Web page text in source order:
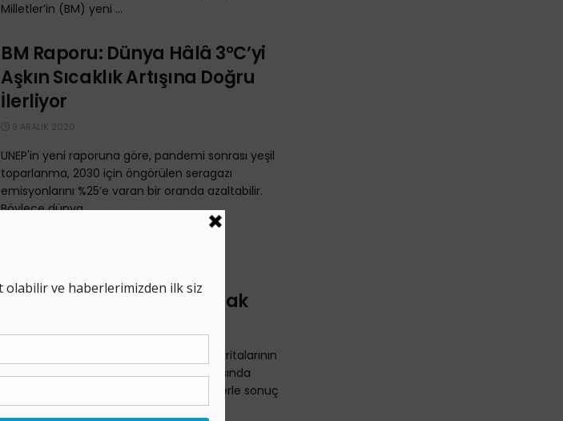
Milletler’in (BM) yeni ...
BM Raporu: Dünya Hâlâ 3°C’yi
Aşkın Sıcaklık Artışına Doğru
İlerliyor
9 ARALIK 2020
UNEP'in yeni raporuna göre, pandemi sonrası yeşil
toparlanma, 2030 için öngörülen seragazı
emisyonlarını %25’e varan bir oranda azaltabilir.
Böylece dünya, ...
Gezegen* ve İklim Krizi
Karşısında Yerinde Saymak
İklim kriziyle mücadelede ülkelerin yol haritalarının
tartışıldığı COP25, 2-15 Aralık tarihleri arasında
Madrid’de gerçekleşti. Resmi müzakerelerle sonuç
bildirgesi üzerinde anlaşılamayan ...